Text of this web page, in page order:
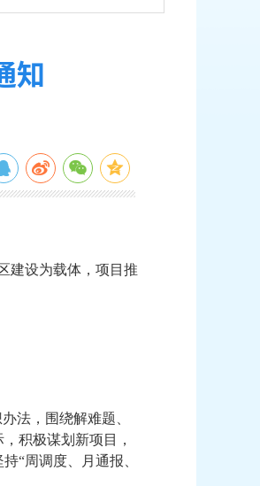
知
建设为载体，项目推
法，围绕解难题、
积极谋划新项目，
持“周调 度、 月 通报、